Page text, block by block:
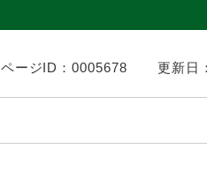
ページID：0005678 更新日